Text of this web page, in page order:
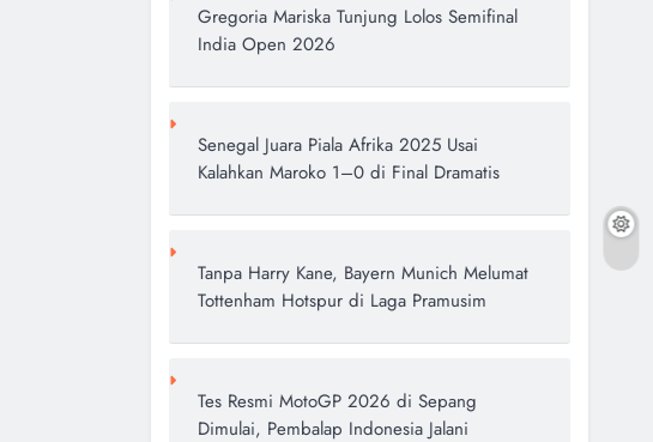
Gregoria Mariska Tunjung Lolos Semifinal
India Open 2026
Senegal Juara Piala Afrika 2025 Usai
Kalahkan Maroko 1–0 di Final Dramatis
Tanpa Harry Kane, Bayern Munich Melumat
Tottenham Hotspur di Laga Pramusim
Tes Resmi MotoGP 2026 di Sepang
Dimulai, Pembalap Indonesia Jalani